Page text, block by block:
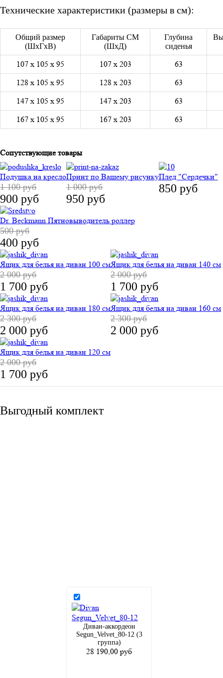
Технические характеристики (размеры в см):
Общий размер
(ШхГхВ)
Габариты СМ
(ШхД)
Глубина
сиденья
107 х 105 х 95 107 х 203
63
128 х 105 х 95
128 х 203
63
147 х 105 х 95
147 х 203
63
167 х 105 х 95
167 х 203 63
Сопутствующие товары
Подушка на кресло
1 100 руб
900 руб
Принт по Вашему рисунку
1 000 руб
950 руб
Плед "Сердечки"
850 руб
Dr. Beckmann Пятновыводитель роллер
500 руб
400 руб
Ящик для белья на диван 100 см
2 000 руб
1 700 руб
Ящик для белья на диван 140 см
2 000 руб
1 700 руб
Ящик для белья на диван 180 см
2 300 руб
2 000 руб
Ящик для белья на диван 160 см
2 300 руб
2 000 руб
Ящик для белья на диван 120 см
2 000 руб
1 700 руб
Выгодный комплект
Диван-аккордеон
Segun_Velvet_80-12 (3
группа)
28 190,00 руб